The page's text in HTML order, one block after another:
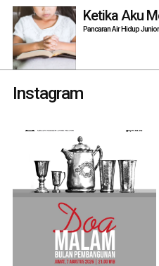
Ketika Aku
Pancaran Air Hidup
Instagram